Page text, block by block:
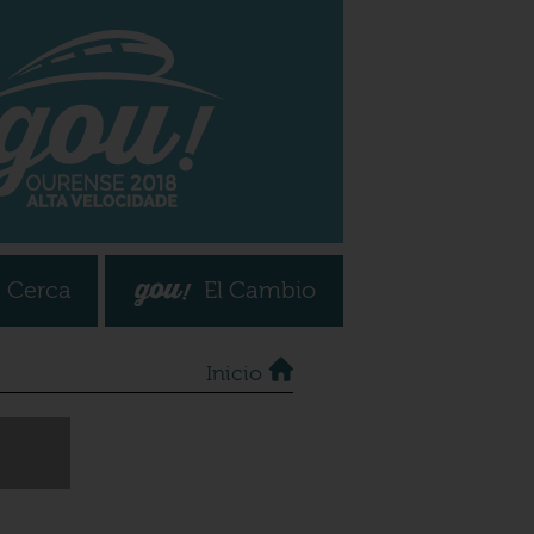
Cerca El Cambio
Inicio